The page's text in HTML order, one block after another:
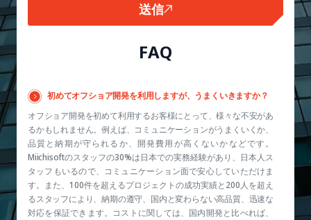
送信
FAQ
初めてオフショア開発を利用しますが、うまくいきますか？
オフショア開発を初めて利用するお客様にとって、様々な不安があ
るかもしれません。例えば、コミュニケーションがうまくいくか、
品質と納期が守られるか、開発費用が高くないかなどです。
Miichisoftのスタッフの30%は日本での実務経験があり、日本人ス
タッフもいるので、コミュニケーション面で安心していただけま
す。また、100件を超えるプロジェクトの成功実績と200人を超え
るスタッフにより、納期の遵守、国内と変わらない高品質、迅速な
対応を保証できます。コストに関しては、国内開発と比べれば、